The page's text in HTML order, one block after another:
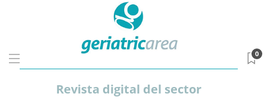
Revista digital del sector
0